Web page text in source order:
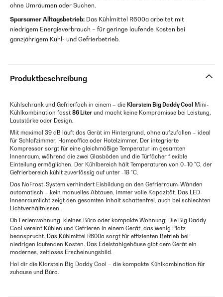
ohne Umräumen oder Suchen.
Sparsamer Alltagsbetrieb: Das Kühlmittel R600a arbeitet mit
niedrigem Energieverbrauch – für geringe laufende Kosten bei
ganzjährigem Kühl- und Gefrierbetrieb.
Produktbeschreibung
Kühlschrank und Gefrierfach in einem – die Klarstein Big Daddy Cool Mini-
Kühlkombination fasst 86 Liter und macht keine Kompromisse bei Leistung,
Lautstärke oder Design.
Mit maximal 39 dB läuft das Gerät im Hintergrund, ohne aufzufallen – ideal
für Schlafzimmer, Homeoffice oder Hotelzimmer. Der integrierte
Kompressor sorgt für eine gleichmäßige Temperatur im gesamten
Innenraum, während die zwei Glasböden und die Türfächer flexible
Einteilung ermöglichen. Der Kühlbereich hält Temperaturen von 0–10 °C, der
Gefrierbereich kühlt zuverlässig auf unter -18 °C.
Das NoFrost-System verhindert Eisbildung an den Gefrierraum-Wänden
automatisch – kein manuelles Abtauen, immer volle Kapazität. Das LED-
Innenraumlicht zeigt den gesamten Inhalt schattenfrei, auch bei schlechten
Lichtverhältnissen.
Ob Ferienwohnung, kleines Büro oder kompakte Wohnung: Die Big Daddy
Cool vereint Kühlen und Gefrieren in einem Gerät, das wenig Platz
beansprucht. Das Kühlmittel R600a sorgt für effizienten Betrieb bei
niedrigen laufenden Kosten. Das Edelstahlgehäuse gibt dem Gerät ein
modernes, zeitloses Erscheinungsbild.
Hol dir die Klarstein Big Daddy Cool – die kompakte Kühlkombination für
zuhause und Büro.